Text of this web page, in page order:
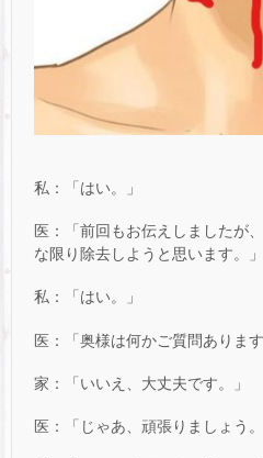
私：「はい。」
医：「前回もお伝えしましたが
な限り除去しようと思います。」
私：「はい。」
医：「奥様は何かご質問あります
家：「いいえ、大丈夫です。」
医：「じゃあ、頑張りましょう。